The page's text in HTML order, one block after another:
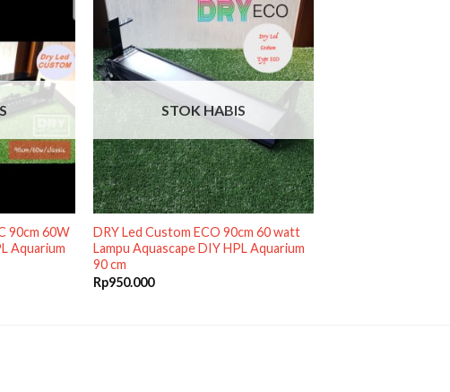
90cm 60W
Aquarium
STOK HABIS
DRY Led Custom ECO 90cm 60 watt
Lampu Aquascape DIY HPL Aquarium
90 cm
Rp950.000